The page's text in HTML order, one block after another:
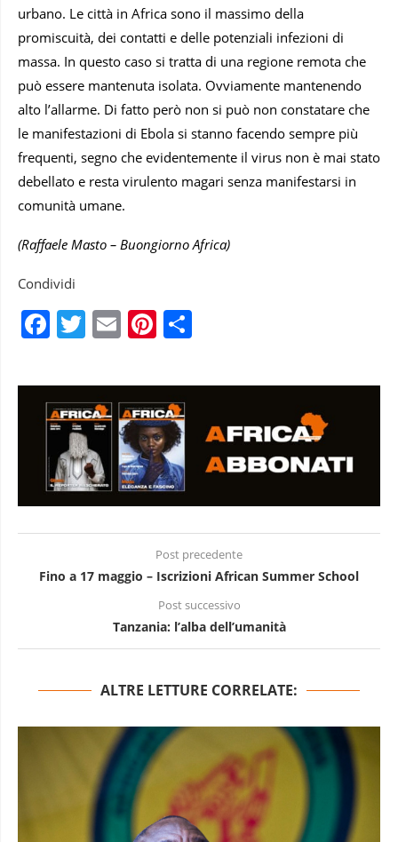
urbano. Le città in Africa sono il massimo della
promiscuità, dei contatti e delle potenziali infezioni di
massa. In questo caso si tratta di una regione remota che
può essere mantenuta isolata. Ovviamente mantenendo
alto l’allarme. Di fatto però non si può non constatare che
le manifestazioni di Ebola si stanno facendo sempre più
frequenti, segno che evidentemente il virus non è mai stato
debellato e resta virulento magari senza manifestarsi in
comunità umane.
(Raffaele Masto – Buongiorno Africa)
Condividi
Facebook
Twitter
EmailPinterest
Post precedente
Fino a 17 maggio – Iscrizioni African Summer School
Post successivo
Tanzania: l’alba dell’umanità
ALTRE LETTURE CORRELATE: